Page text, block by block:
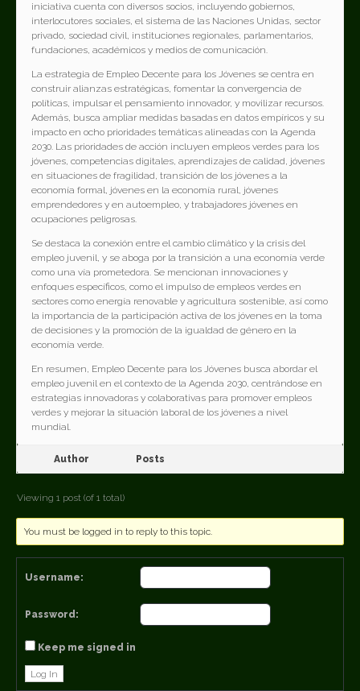
iniciativa cuenta con diversos socios, incluyendo gobiernos,
interlocutores sociales, el sistema de las Naciones Unidas, sector
privado, sociedad civil, instituciones regionales, parlamentarios,
fundaciones, académicos y medios de comunicación.
La estrategia de Empleo Decente para los Jóvenes se centra en
construir alianzas estratégicas, fomentar la convergencia de
políticas, impulsar el pensamiento innovador, y movilizar recursos.
Además, busca ampliar medidas basadas en datos empíricos y su
impacto en ocho prioridades temáticas alineadas con la Agenda
2030. Las prioridades de acción incluyen empleos verdes para los
jóvenes, competencias digitales, aprendizajes de calidad, jóvenes
en situaciones de fragilidad, transición de los jóvenes a la
economía formal, jóvenes en la economía rural, jóvenes
emprendedores y en autoempleo, y trabajadores jóvenes en
ocupaciones peligrosas.
Se destaca la conexión entre el cambio climático y la crisis del
empleo juvenil, y se aboga por la transición a una economía verde
como una vía prometedora. Se mencionan innovaciones y
enfoques específicos, como el impulso de empleos verdes en
sectores como energía renovable y agricultura sostenible, así como
la importancia de la participación activa de los jóvenes en la toma
de decisiones y la promoción de la igualdad de género en la
economía verde.
En resumen, Empleo Decente para los Jóvenes busca abordar el
empleo juvenil en el contexto de la Agenda 2030, centrándose en
estrategias innovadoras y colaborativas para promover empleos
verdes y mejorar la situación laboral de los jóvenes a nivel
mundial.
Author Posts
Viewing 1 post (of 1 total)
You must be logged in to reply to this topic.
Username:
Password:
Keep me signed in
Log In